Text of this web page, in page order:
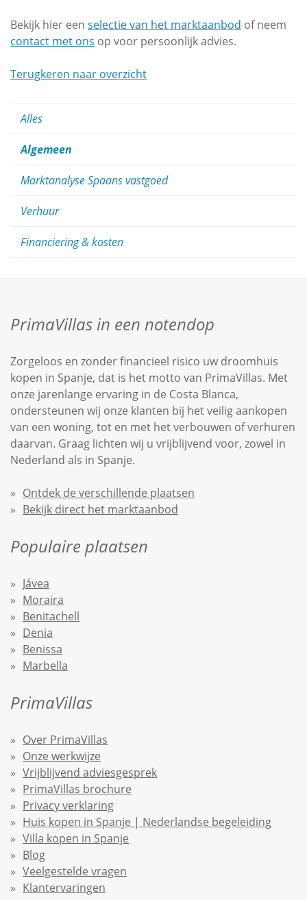
Bekijk hier een selectie van het marktaanbod of neem
contact met ons op voor persoonlijk advies.
Terugkeren naar overzicht
Alles
Algemeen
Marktanalyse Spaans vastgoed
Verhuur
Financiering & kosten
PrimaVillas in een notendop
Zorgeloos en zonder financieel risico uw droomhuis
kopen in Spanje, dat is het motto van PrimaVillas. Met
onze jarenlange ervaring in de Costa Blanca,
ondersteunen wij onze klanten bij het veilig aankopen
van een woning, tot en met het verbouwen of verhuren
daarvan. Graag lichten wij u vrijblijvend voor, zowel in
Nederland als in Spanje.
Ontdek de verschillende plaatsen
Bekijk direct het marktaanbod
Populaire plaatsen
Jávea
Moraira
Benitachell
Denia
Benissa
Marbella
PrimaVillas
Over PrimaVillas
Onze werkwijze
Vrijblijvend adviesgesprek
PrimaVillas brochure
Privacy verklaring
Huis kopen in Spanje | Nederlandse begeleiding
Villa kopen in Spanje
Blog
Veelgestelde vragen
Klantervaringen